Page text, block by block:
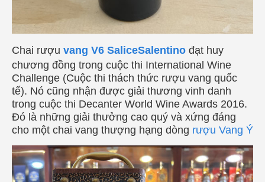
Chai rượu vang V6 SaliceSalentino đạt huy
chương đồng trong cuộc thi International Wine
Challenge (Cuộc thi thách thức rượu vang quốc
tế). Nó cũng nhận được giải thương vinh danh
trong cuộc thi Decanter World Wine Awards 2016.
Đó là những giải thưởng cao quý và xứng đáng
cho một chai vang thượng hạng dòng rượu Vang Ý